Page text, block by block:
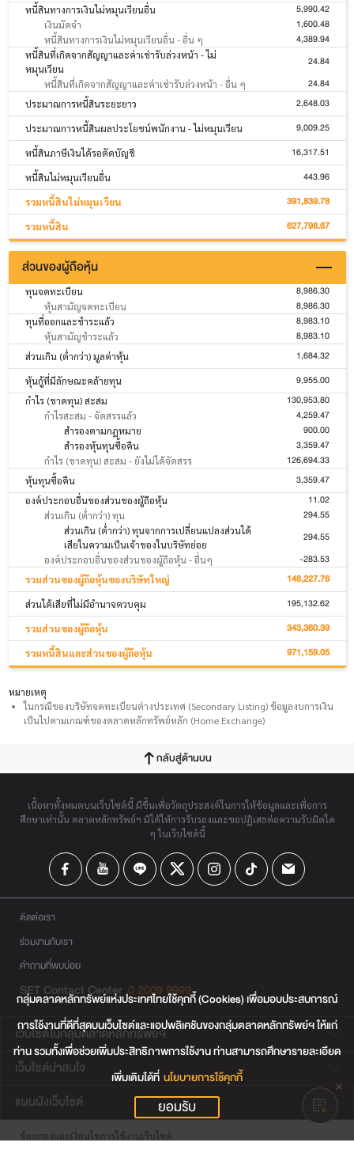
หนี้สินทางการเงินไม่หมุนเวียนอื่น 5,990.42
เงินมัดจำ 1,600.48
หนี้สินทางการเงินไม่หมุนเวียนอื่น - อื่น ๆ 4,389.94
หนี้สินที่เกิดจากสัญญาและค่าเช่ารับล่วงหน้า - ไม่
หมุนเวียน
24.84
หนี้สินที่เกิดจากสัญญาและค่าเช่ารับล่วงหน้า - อื่น ๆ 24.84
ประมาณการหนี้สินระยะยาว 2,648.03
ประมาณการหนี้สินผลประโยชน์พนักงาน - ไม่หมุนเวียน 9,009.25
หนี้สินภาษีเงินได้รอตัดบัญชี 16,317.51
หนี้สินไม่หมุนเวียนอื่น 443.96
รวมหนี้สินไม่หมุนเวียน 391,839.78
รวมหนี้สิน 627,798.67
ส่วนของผู้ถือหุ้น
ทุนจดทะเบียน 8,986.30
หุ้นสามัญจดทะเบียน 8,986.30
ทุนที่ออกและชำระแล้ว 8,983.10
หุ้นสามัญชำระแล้ว 8,983.10
ส่วนเกิน (ต่ำกว่า) มูลค่าหุ้น 1,684.32
หุ้นกู้ที่มีลักษณะคล้ายทุน 9,955.00
กำไร (ขาดทุน) สะสม 130,953.80
กำไรสะสม - จัดสรรแล้ว 4,259.47
สำรองตามกฎหมาย 900.00
สำรองหุ้นทุนซื้อคืน 3,359.47
กำไร (ขาดทุน) สะสม - ยังไม่ได้จัดสรร 126,694.33
หุ้นทุนซื้อคืน 3,359.47
องค์ประกอบอื่นของส่วนของผู้ถือหุ้น 11.02
ส่วนเกิน (ต่ำกว่า) ทุน 294.55
ส่วนเกิน (ต่ำกว่า) ทุนจากการเปลี่ยนแปลงส่วนได้
เสียในความเป็นเจ้าของในบริษัทย่อย
294.55
องค์ประกอบอื่นของส่วนของผู้ถือหุ้น - อื่นๆ -283.53
รวมส่วนของผู้ถือหุ้นของบริษัทใหญ่ 148,227.76
ส่วนได้เสียที่ไม่มีอำนาจควบคุม 195,132.62
รวมส่วนของผู้ถือหุ้น 343,360.39
รวมหนี้สินและส่วนของผู้ถือหุ้น 971,159.05
หมายเหตุ
ในกรณีของบริษัทจดทะเบียนต่างประเทศ (Secondary Listing) ข้อมูลงบการเงิน
เป็นไปตามเกณฑ์ของตลาดหลักทรัพย์หลัก (Home Exchange)
กลับสู่ด้านบน
เนื้อหาทั้งหมดบนเว็บไซต์นี้ มีขึ้นเพื่อวัตถุประสงค์ในการให้ข้อมูลและเพื่อการ
ศึกษาเท่านั้น ตลาดหลักทรัพย์ฯ มิได้ให้การรับรองและขอปฏิเสธต่อความรับผิดใด
ๆ ในเว็บไซต์นี้
ติดต่อเรา
ร่วมงานกับเรา
คำถามที่พบบ่อย
SET Contact Center 0 2009 9999
เว็บไซต์ในกลุ่มตลาดหลักทรัพย์ฯ
เว็บไซต์น่าสนใจ
แผนผังเว็บไซต์
ข้อตกลงและเงื่อนไขการใช้งานเว็บไซต์
กลุ่มตลาดหลักทรัพย์แห่งประเทศไทยใช้คุกกี้ (Cookies) เพื่อมอบประสบการณ์
การใช้งานที่ดีที่สุดบนเว็บไซต์และแอปพลิเคชันของกลุ่มตลาดหลักทรัพย์ฯ ให้แก่
ท่าน รวมทั้งเพื่อช่วยเพิ่มประสิทธิภาพการใช้งาน ท่านสามารถศึกษารายละเอียด
เพิ่มเติมได้ที่ นโยบายการใช้คุกกี้
ยอมรับ